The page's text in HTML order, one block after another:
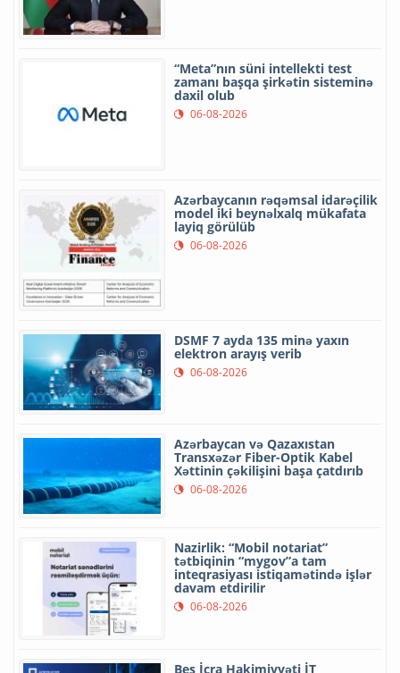
“Meta”nın süni intellekti test
zamanı başqa şirkətin sisteminə
daxil olub
06-08-2026
Azərbaycanın rəqəmsal idarəçilik
model iki beynəlxalq mükafata
layiq görülüb
06-08-2026
DSMF 7 ayda 135 minə yaxın
elektron arayış verib
06-08-2026
Azərbaycan və Qazaxıstan
Transxəzər Fiber-Optik Kabel
Xəttinin çəkilişini başa çatdırıb
06-08-2026
Nazirlik: “Mobil notariat”
tətbiqinin “mygov”a tam
inteqrasiyası istiqamətində işlər
davam etdirilir
06-08-2026
Beş İcra Hakimiyyəti İT